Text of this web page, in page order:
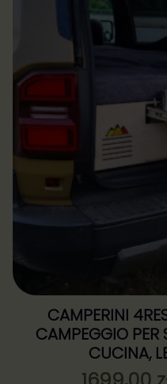
CAMPERINI
CAMPEGGIO PER
CUCINA,